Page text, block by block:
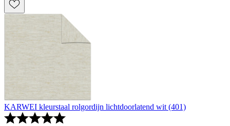
KARWEI kleurstaal rolgordijn lichtdoorlatend wit (401)